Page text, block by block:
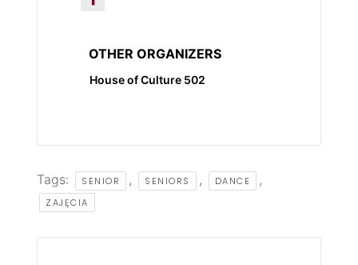
OTHER ORGANIZERS
House of Culture 502
Tags: SENIOR , SENIORS , DANCE ,
ZAJĘCIA